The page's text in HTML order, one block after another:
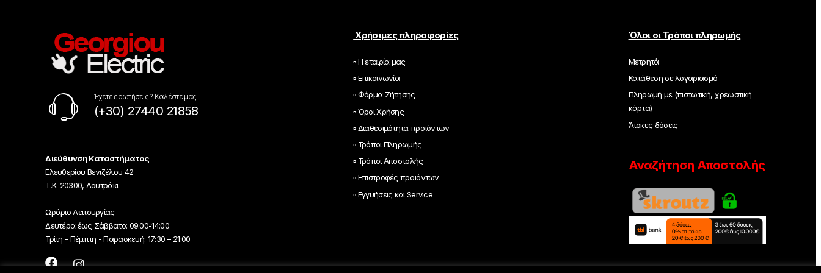
Έχετε ερωτήσεις ? Καλέστε μας!
(+30) 27440 21858
Διεύθυνση Καταστήματος
Ελευθερίου Βενιζέλου 42
Τ.Κ. 20300, Λουτράκι
Ωράριο Λειτουργίας
Δευτέρα έως Σάββατο: 09:00-14:00
Τρίτη - Πέμπτη - Παρασκευή: 17:30 – 21:00
Χρήσιμες πληροφορίες
▫ Η εταιρία μας
▫ Επικοινωνία
▫ Φόρμα Ζήτησης
▫ Όροι Χρήσης
▫ Διαθεσιμότητα προϊόντων
▫ Τρόποι Πληρωμής
▫ Τρόποι Αποστολής
▫ Επιστροφές προϊόντων
▫ Εγγυήσεις και Service
Όλοι οι Τρόποι πληρωμής
Μετρητά
Κατάθεση σε λογαριασμό
Πληρωμή με (πιστωτική, χρεωστική
κάρτα)
Άτοκες δόσεις
Αναζήτηση Αποστολής